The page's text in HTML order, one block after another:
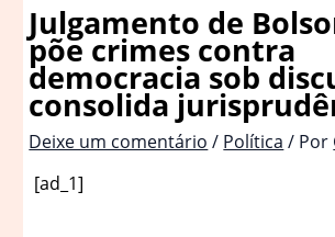
Julgamento de
põe crimes contra
democracia sob
consolida
Deixe um comentário / Política / Por
[ad_1]